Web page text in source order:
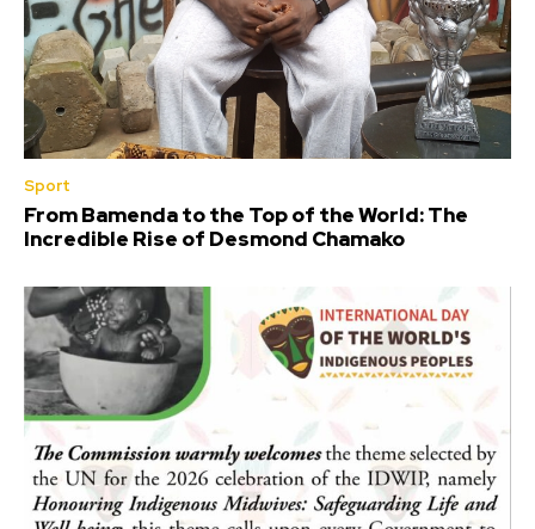
Sport
From Bamenda to the Top of the World: The
Incredible Rise of Desmond Chamako